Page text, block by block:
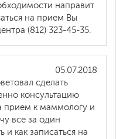
направит
на прием Вы
(812) 323-45-35.
05.07.2018
сделать
консультацию
прием к маммологу и
все за один
и как записаться на